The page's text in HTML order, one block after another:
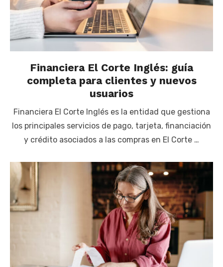
Financiera El Corte Inglés: guía
completa para clientes y nuevos
usuarios
Financiera El Corte Inglés es la entidad que gestiona
los principales servicios de pago, tarjeta, financiación
y crédito asociados a las compras en El Corte …